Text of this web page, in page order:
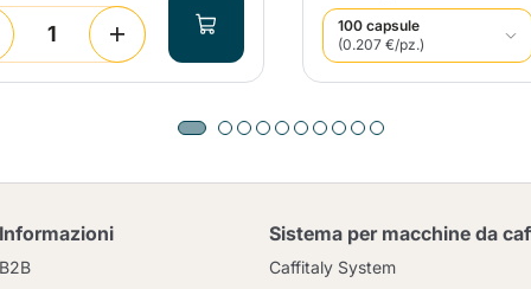
100 capsule
(0.207 €/pz.)
Informazioni
B2B
Sistema per macchine da
Caffitaly System